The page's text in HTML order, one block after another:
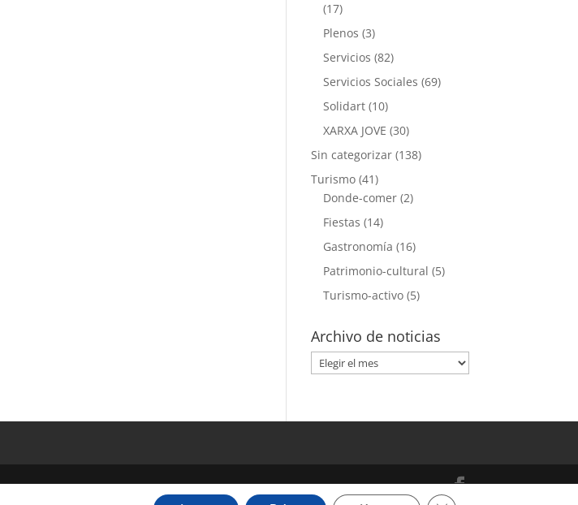
(17)
Plenos (3)
Servicios (82)
Servicios Sociales (69)
Solidart (10)
XARXA JOVE (30)
Sin categorizar (138)
Turismo (41)
Donde-comer (2)
Fiestas (14)
Gastronomía (16)
Patrimonio-cultural (5)
Turismo-activo (5)
Archivo de noticias
Archivo
de